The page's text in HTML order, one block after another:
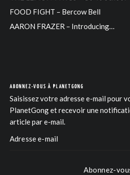
FOOD FIGHT – Bercow Bell
AARON FRAZER – Introducing…
ABONNEZ-VOUS À PLANETGONG
Saisissez votre adresse e-mail pour
PlanetGong et recevoir une
article par e-mail.
Abonnez-